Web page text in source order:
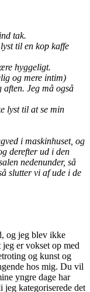
tak.
til en kop kaffe
hyggeligt.
og mere intim)
Jeg må også
lyst til at se min
i maskinhuset, og
derefter ud i den
nedenunder, så
slutter vi af ude i de
og jeg blev ikke
er vokset op med
og kunst og
hos mig. Du vil
yngre dage har
kategoriserede det